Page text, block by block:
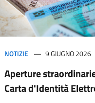
NOTIZIE 9 GIUGNO 2026
Aperture
Carta d'Identità